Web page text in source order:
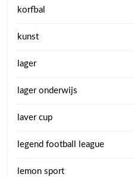
korfbal
kunst
lager
lager onderwijs
laver cup
legend football league
lemon sport